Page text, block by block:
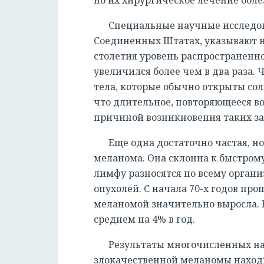
Специальные научные
Соединенных Штатах, указывают
столетия уровень
увеличился более чем в два раза.
тела, которые обычно открыты
что длительное, повторяющееся
причиной возникновения таких
Еще одна достаточно частая,
меланома. Она склонна к
лимфу разносятся по всему
опухолей. С начала 70-х годов
меланомой значительно
среднем на 4% в год.
Результаты многочисленных
злокачественной меланомы